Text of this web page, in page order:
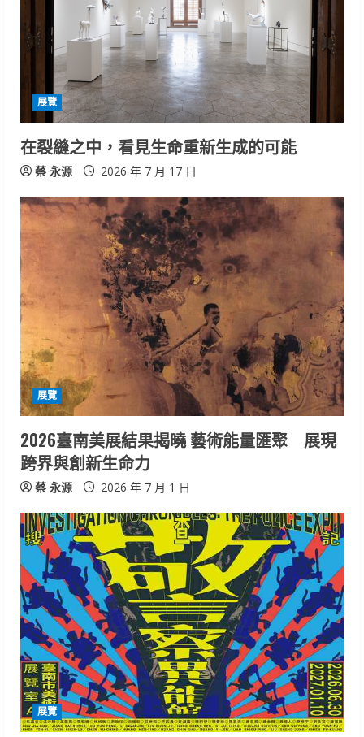
d
g
展覽
在裂縫之中，看見生命重新生成的可能
蔡 永源 2026 年 7 月 17 日
展覽
2026臺南美展結果揭曉 藝術能量匯聚 展現
跨界與創新生命力
蔡 永源 2026 年 7 月 1 日
展覽